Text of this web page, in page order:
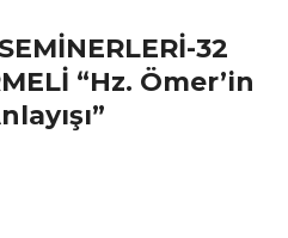
32
“Hz. Ömer’in